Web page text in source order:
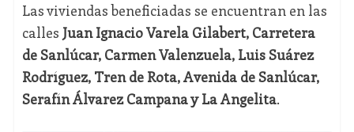
Las viviendas beneficiadas se encuentran en las
calles Juan Ignacio Varela Gilabert, Carretera
de Sanlúcar, Carmen Valenzuela, Luis Suárez
Rodríguez, Tren de Rota, Avenida de Sanlúcar,
Serafín Álvarez Campana y La Angelita.